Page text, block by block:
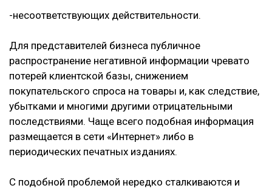
-несоответствующих действительности.
Для представителей бизнеса публичное
распространение негативной информации чревато
потерей клиентской базы, снижением
покупательского спроса на товары и, как следствие,
убытками и многими другими отрицательными
последствиями. Чаще всего подобная информация
размещается в сети «Интернет» либо в
периодических печатных изданиях.
С подобной проблемой нередко сталкиваются и